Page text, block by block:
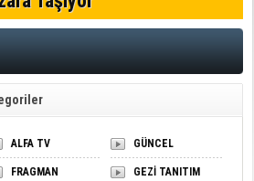
İletti
müdahale
ALFA TV GÜNCEL
FRAGMAN GEZİ TANITIM